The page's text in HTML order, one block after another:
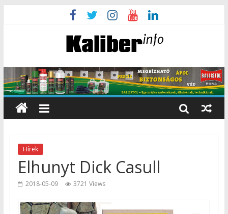
Hírek
Elhunyt Dick Casull
2018-05-09 3721 Views